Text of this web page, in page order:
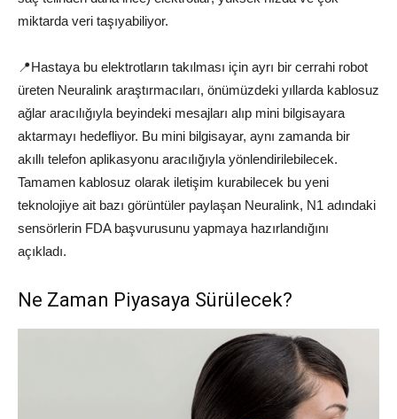
miktarda veri taşıyabiliyor.
📍Hastaya bu elektrotların takılması için ayrı bir cerrahi robot
üreten Neuralink araştırmacıları, önümüzdeki yıllarda kablosuz
ağlar aracılığıyla beyindeki mesajları alıp mini bilgisayara
aktarmayı hedefliyor. Bu mini bilgisayar, aynı zamanda bir
akıllı telefon aplikasyonu aracılığıyla yönlendirilebilecek.
Tamamen kablosuz olarak iletişim kurabilecek bu yeni
teknolojiye ait bazı görüntüler paylaşan Neuralink, N1 adındaki
sensörlerin FDA başvurusunu yapmaya hazırlandığını
açıkladı.
Ne Zaman Piyasaya Sürülecek?